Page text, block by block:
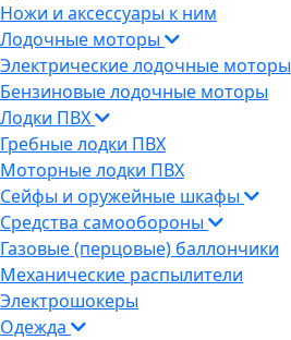
Ножи и аксессуары к ним
Лодочные моторы
Электрические лодочные моторы
Бензиновые лодочные моторы
Лодки ПВХ
Гребные лодки ПВХ
Моторные лодки ПВХ
Сейфы и оружейные шкафы
Средства самообороны
Газовые (перцовые) баллончики
Механические распылители
Электрошокеры
Одежда